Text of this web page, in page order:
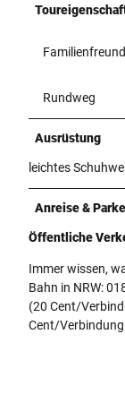
Rundweg
Ausrüstung
leichtes
Anreise &
Öffentliche
Immer wissen,
Bahn in NRW:
(20 Cent/
Cent/